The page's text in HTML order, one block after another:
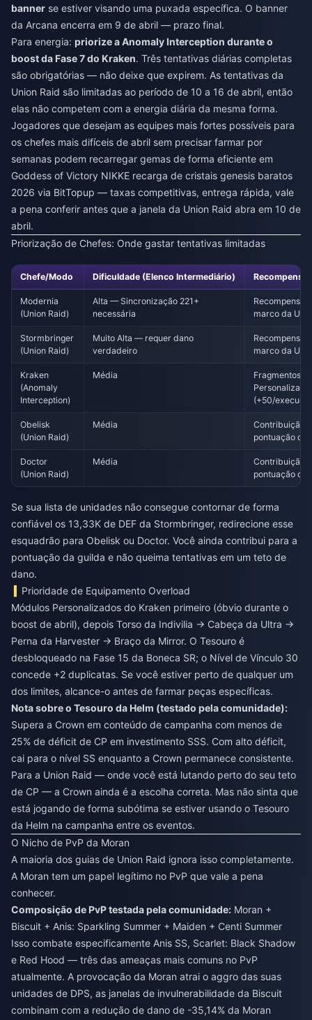
banner se estiver visando uma puxada específica. O banner
da Arcana encerra em 9 de abril — prazo final.
Para energia: priorize a Anomaly Interception durante o
boost da Fase 7 do Kraken. Três tentativas diárias completas
são obrigatórias — não deixe que expirem. As tentativas da
Union Raid são limitadas ao período de 10 a 16 de abril, então
elas não competem com a energia diária da mesma forma.
Jogadores que desejam as equipes mais fortes possíveis para
os chefes mais difíceis de abril sem precisar farmar por
semanas podem recarregar gemas de forma eficiente em
Goddess of Victory NIKKE recarga de cristais genesis baratos
2026 via BitTopup — taxas competitivas, entrega rápida, vale
a pena conferir antes que a janela da Union Raid abra em 10 de
abril.
Priorização de Chefes: Onde gastar tentativas limitadas
Chefe/Modo Dificuldade (Elenco Intermediário) Recompensa
Modernia
(Union Raid)
Alta — Sincronização 221+
necessária
Recompensas
marco da
Stormbringer
(Union Raid)
Muito Alta — requer dano
verdadeiro
Recompensas
marco da
Kraken
(Anomaly
Interception)
Média
Fragmentos
Personalizado
(+50/
Obelisk
(Union Raid)
Média
Contribuição
pontuação da
Doctor
(Union Raid)
Média
Contribuição
pontuação da
Se sua lista de unidades não consegue contornar de forma
confiável os 13,33K de DEF da Stormbringer, redirecione esse
esquadrão para Obelisk ou Doctor. Você ainda contribui para a
pontuação da guilda e não queima tentativas em um teto de
dano.
Prioridade de Equipamento Overload
Módulos Personalizados do Kraken primeiro (óbvio durante o
boost de abril), depois Torso da Indivilia → Cabeça da Ultra →
Perna da Harvester → Braço da Mirror. O Tesouro é
desbloqueado na Fase 15 da Boneca SR; o Nível de Vínculo 30
concede +2 duplicatas. Se você estiver perto de qualquer um
dos limites, alcance-o antes de farmar peças específicas.
Nota sobre o Tesouro da Helm (testado pela comunidade):
Supera a Crown em conteúdo de campanha com menos de
25% de déficit de CP em investimento SSS. Com alto déficit,
cai para o nível SS enquanto a Crown permanece consistente.
Para a Union Raid — onde você está lutando perto do seu teto
de CP — a Crown ainda é a escolha correta. Mas não sinta que
está jogando de forma subótima se estiver usando o Tesouro
da Helm na campanha entre os eventos.
O Nicho de PvP da Moran
A maioria dos guias de Union Raid ignora isso completamente.
A Moran tem um papel legítimo no PvP que vale a pena
conhecer.
Composição de PvP testada pela comunidade: Moran +
Biscuit + Anis: Sparkling Summer + Maiden + Centi Summer
Isso combate especificamente Anis SS, Scarlet: Black Shadow
e Red Hood — três das ameaças mais comuns no PvP
atualmente. A provocação da Moran atrai o aggro das suas
unidades de DPS, as janelas de invulnerabilidade da Biscuit
combinam com a redução de dano de -35,14% da Moran